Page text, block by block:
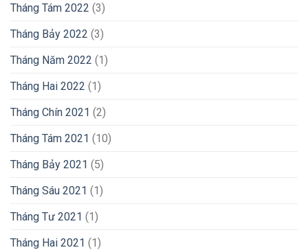
Tháng Tám 2022 (3)
Tháng Bảy 2022 (3)
Tháng Năm 2022 (1)
Tháng Hai 2022 (1)
Tháng Chín 2021 (2)
Tháng Tám 2021 (10)
Tháng Bảy 2021 (5)
Tháng Sáu 2021 (1)
Tháng Tư 2021 (1)
Tháng Hai 2021 (1)